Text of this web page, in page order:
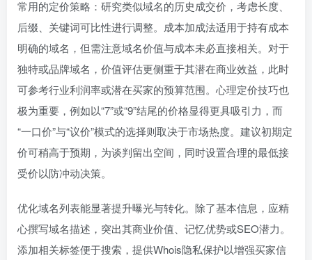
常用的定价策略：研究类似域名的历史成交价，考虑长度、
后缀、关键词可比性进行调整。成本加成法适用于持有成本
明确的域名，但需注意域名价值与成本未必直接相关。对于
独特或品牌域名，价值评估更侧重于其潜在商业效益，此时
可参考行业利润率或潜在买家的预算范围。心理定价技巧也
极为重要，例如以“7”或“9”结尾的价格显得更具吸引力，而
“一口价”与“议价”模式的选择则取决于市场热度。建议初期定
价可稍高于预期，为谈判留出空间，同时设置合理的最低接
受价以防冲动决策。
优化域名列表能显著提升曝光与转化。除了基本信息，应精
心撰写域名描述，突出其商业价值、记忆优势或SEO潜力。
添加相关标签便于搜索，提供Whois隐私保护以增强买家信